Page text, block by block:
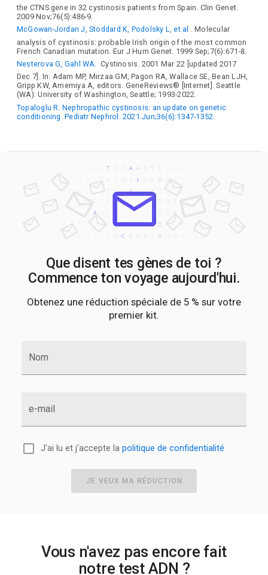
the CTNS gene in 32 cystinosis patients from Spain. Clin Genet.
2009 Nov;76(5):486-9.
McGowan-Jordan J, Stoddard K, Podolsky L, et al . Molecular
analysis of cystinosis: probable Irish origin of the most common
French Canadian mutation. Eur J Hum Genet. 1999 Sep;7(6):671-8.
Nesterova G, Gahl WA.
Cystinosis. 2001 Mar 22 [updated 2017
Dec 7]. In: Adam MP, Mirzaa GM, Pagon RA, Wallace SE, Bean LJH,
Gripp KW, Amemiya A, editors. GeneReviews® [Internet]. Seattle
(WA): University of Washington, Seattle; 1993-2022.
Topaloglu R. Nephropathic cystinosis: an update on genetic
conditioning. Pediatr Nephrol. 2021 Jun;36(6):1347-1352.
Que disent tes gènes de toi ?
Commence ton voyage aujourd'hui.
Obtenez une réduction spéciale de 5 % sur votre
premier kit.
Nom
e-mail
J'ai lu et j'accepte la politique de confidentialité
JE VEUX MA RÉDUCTION
Vous n'avez pas encore fait
notre test ADN ?